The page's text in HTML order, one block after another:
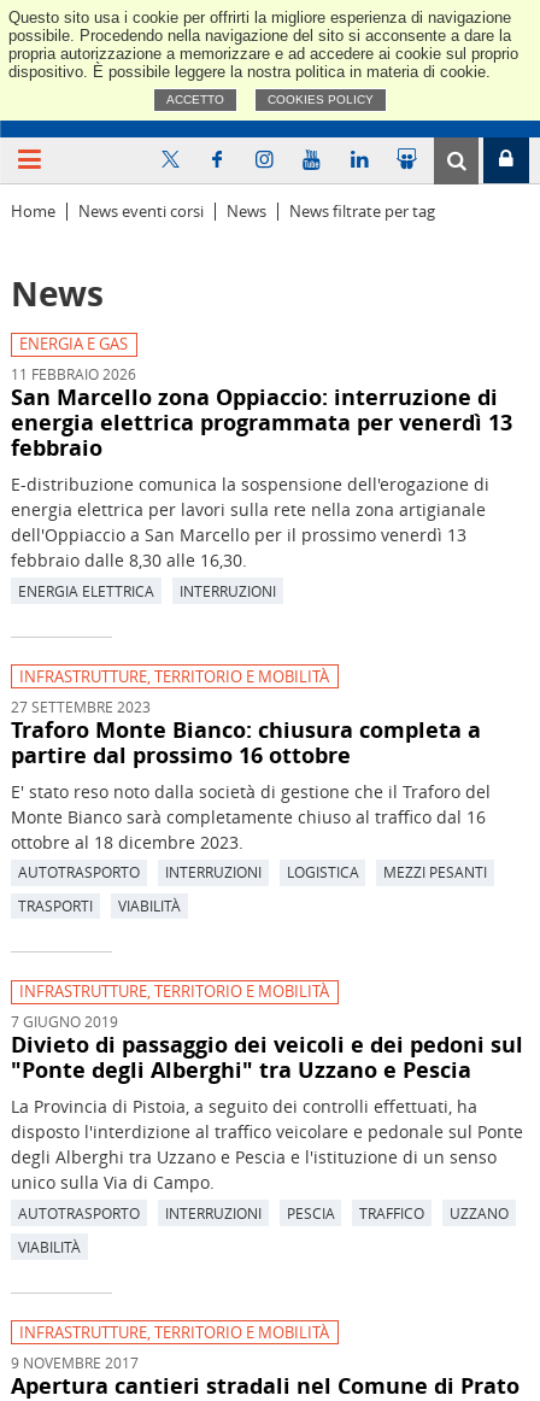
Questo sito usa i cookie per offrirti la migliore esperienza di navigazione
possibile. Procedendo nella navigazione del sito si acconsente a dare la
propria autorizzazione a memorizzare e ad accedere ai cookie sul proprio
dispositivo. È possibile leggere la nostra politica in materia di cookie.
ACCETTO COOKIES POLICY
Home News eventi corsi News News filtrate per tag
News
ENERGIA E GAS
11 FEBBRAIO 2026
San Marcello zona Oppiaccio: interruzione di
energia elettrica programmata per venerdì 13
febbraio
E-distribuzione comunica la sospensione dell'erogazione di
energia elettrica per lavori sulla rete nella zona artigianale
dell'Oppiaccio a San Marcello per il prossimo venerdì 13
febbraio dalle 8,30 alle 16,30.
ENERGIA ELETTRICA INTERRUZIONI
INFRASTRUTTURE, TERRITORIO E MOBILITÀ
27 SETTEMBRE 2023
Traforo Monte Bianco: chiusura completa a
partire dal prossimo 16 ottobre
E' stato reso noto dalla società di gestione che il Traforo del
Monte Bianco sarà completamente chiuso al traffico dal 16
ottobre al 18 dicembre 2023.
AUTOTRASPORTO INTERRUZIONI LOGISTICA
MEZZI PESANTI
TRASPORTI
VIABILITÀ
INFRASTRUTTURE, TERRITORIO E MOBILITÀ
7 GIUGNO 2019
Divieto di passaggio dei veicoli e dei pedoni sul
"Ponte degli Alberghi" tra Uzzano e Pescia
La Provincia di Pistoia, a seguito dei controlli effettuati, ha
disposto l'interdizione al traffico veicolare e pedonale sul Ponte
degli Alberghi tra Uzzano e Pescia e l'istituzione di un senso
unico sulla Via di Campo.
AUTOTRASPORTO INTERRUZIONI PESCIA TRAFFICO
UZZANO
VIABILITÀ
INFRASTRUTTURE, TERRITORIO E MOBILITÀ
9 NOVEMBRE 2017
Apertura cantieri stradali nel Comune di Prato